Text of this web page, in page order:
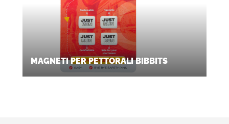
MAGNETI PER PETTORALI BIBBITS